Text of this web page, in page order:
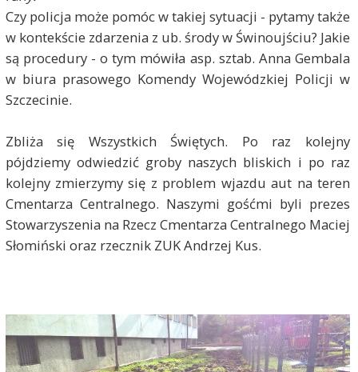
Czy policja może pomóc w takiej sytuacji - pytamy także
w kontekście zdarzenia z ub. środy w Świnoujściu? Jakie
są procedury - o tym mówiła asp. sztab. Anna Gembala
w biura prasowego Komendy Wojewódzkiej Policji w
Szczecinie.
Zbliża się Wszystkich Świętych. Po raz kolejny
pójdziemy odwiedzić groby naszych bliskich i po raz
kolejny zmierzymy się z problem wjazdu aut na teren
Cmentarza Centralnego. Naszymi gośćmi byli prezes
Stowarzyszenia na Rzecz Cmentarza Centralnego Maciej
Słomiński oraz rzecznik ZUK Andrzej Kus.